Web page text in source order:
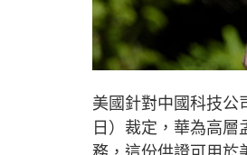
美國針對中國科技公
日）裁定，華為高